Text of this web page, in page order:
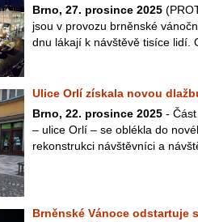
Brno, 27. prosince 2025
jsou v provozu brněnské
dnu lákají k návštěvě tisíce lidí.
Ulice Orlí získala novou
Brno, 22. prosince 2025 -
– ulice Orlí – se oblékla do
rekonstrukci návštěvníci a
Brněnské Vánoce odstartuje